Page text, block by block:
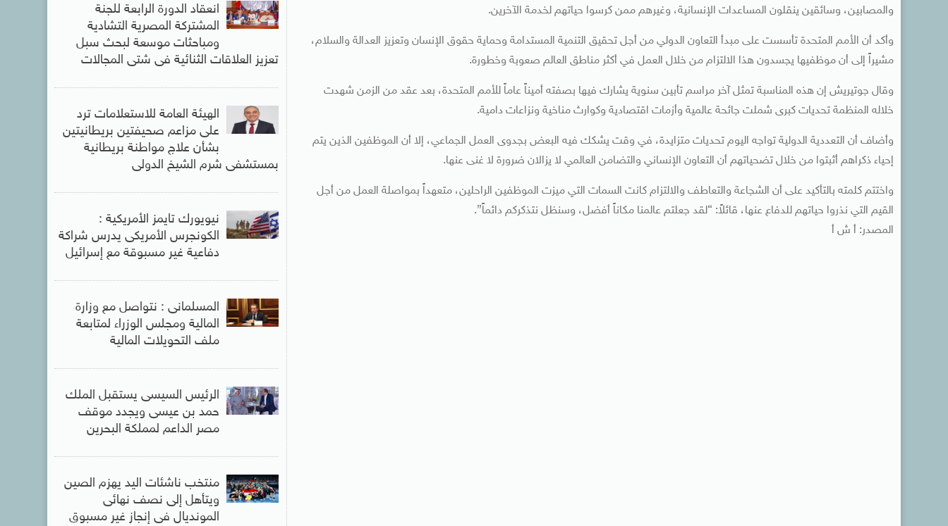
والمصابين، وسائقين ينقلون المساعدات الإنسانية، وغيرهم ممن كرسوا حياتهم لخدمة الآخرين.
وأكد أن الأمم المتحدة تأسست على مبدأ التعاون الدولي من أجل تحقيق التنمية المستدامة وحماية حقوق الإنسان وتعزيز العدالة والسلام،
مشيراً إلى أن موظفيها يجسدون هذا الالتزام من خلال العمل في أكثر مناطق العالم صعوبة وخطورة.
وقال جوتيريش إن هذه المناسبة تمثل آخر مراسم تأبين سنوية يشارك فيها بصفته أميناً عاماً للأمم المتحدة، بعد عقد من الزمن شهدت
خلاله المنظمة تحديات كبرى شملت جائحة عالمية وأزمات اقتصادية وكوارث مناخية ونزاعات دامية.
وأضاف أن التعددية الدولية تواجه اليوم تحديات متزايدة، في وقت يشكك فيه البعض بجدوى العمل الجماعي، إلا أن الموظفين الذين يتم
إحياء ذكراهم أثبتوا من خلال تضحياتهم أن التعاون الإنساني والتضامن العالمي لا يزالان ضرورة لا غنى عنها.
واختتم كلمته بالتأكيد على أن الشجاعة والتعاطف والالتزام كانت السمات التي ميزت الموظفين الراحلين، متعهداً بمواصلة العمل من أجل
القيم التي نذروا حياتهم للدفاع عنها، قائلاً: “لقد جعلتم عالمنا مكاناً أفضل، وسنظل نتذكركم دائماً”.
المصدر: أ ش أ
انعقاد الدورة الرابعة للجنة
المشتركة المصرية التشادية
ومباحثات موسعة لبحث سبل
تعزيز العلاقات الثنائية فى شتى المجالات
الهيئة العامة للاستعلامات ترد
على مزاعم صحيفتين بريطانيتين
بشأن علاج مواطنة بريطانية
بمستشفى شرم الشيخ الدولى
نيويورك تايمز الأمريكية :
الكونجرس الأمريكى يدرس شراكة
دفاعية غير مسبوقة مع إسرائيل
المسلمانى : نتواصل مع وزارة
المالية ومجلس الوزراء لمتابعة
ملف التحويلات المالية
الرئيس السيسى يستقبل الملك
حمد بن عيسى ويجدد موقف
مصر الداعم لمملكة البحرين
منتخب ناشئات اليد يهزم الصين
ويتأهل إلى نصف نهائى
المونديال فى إنجاز غير مسبوق